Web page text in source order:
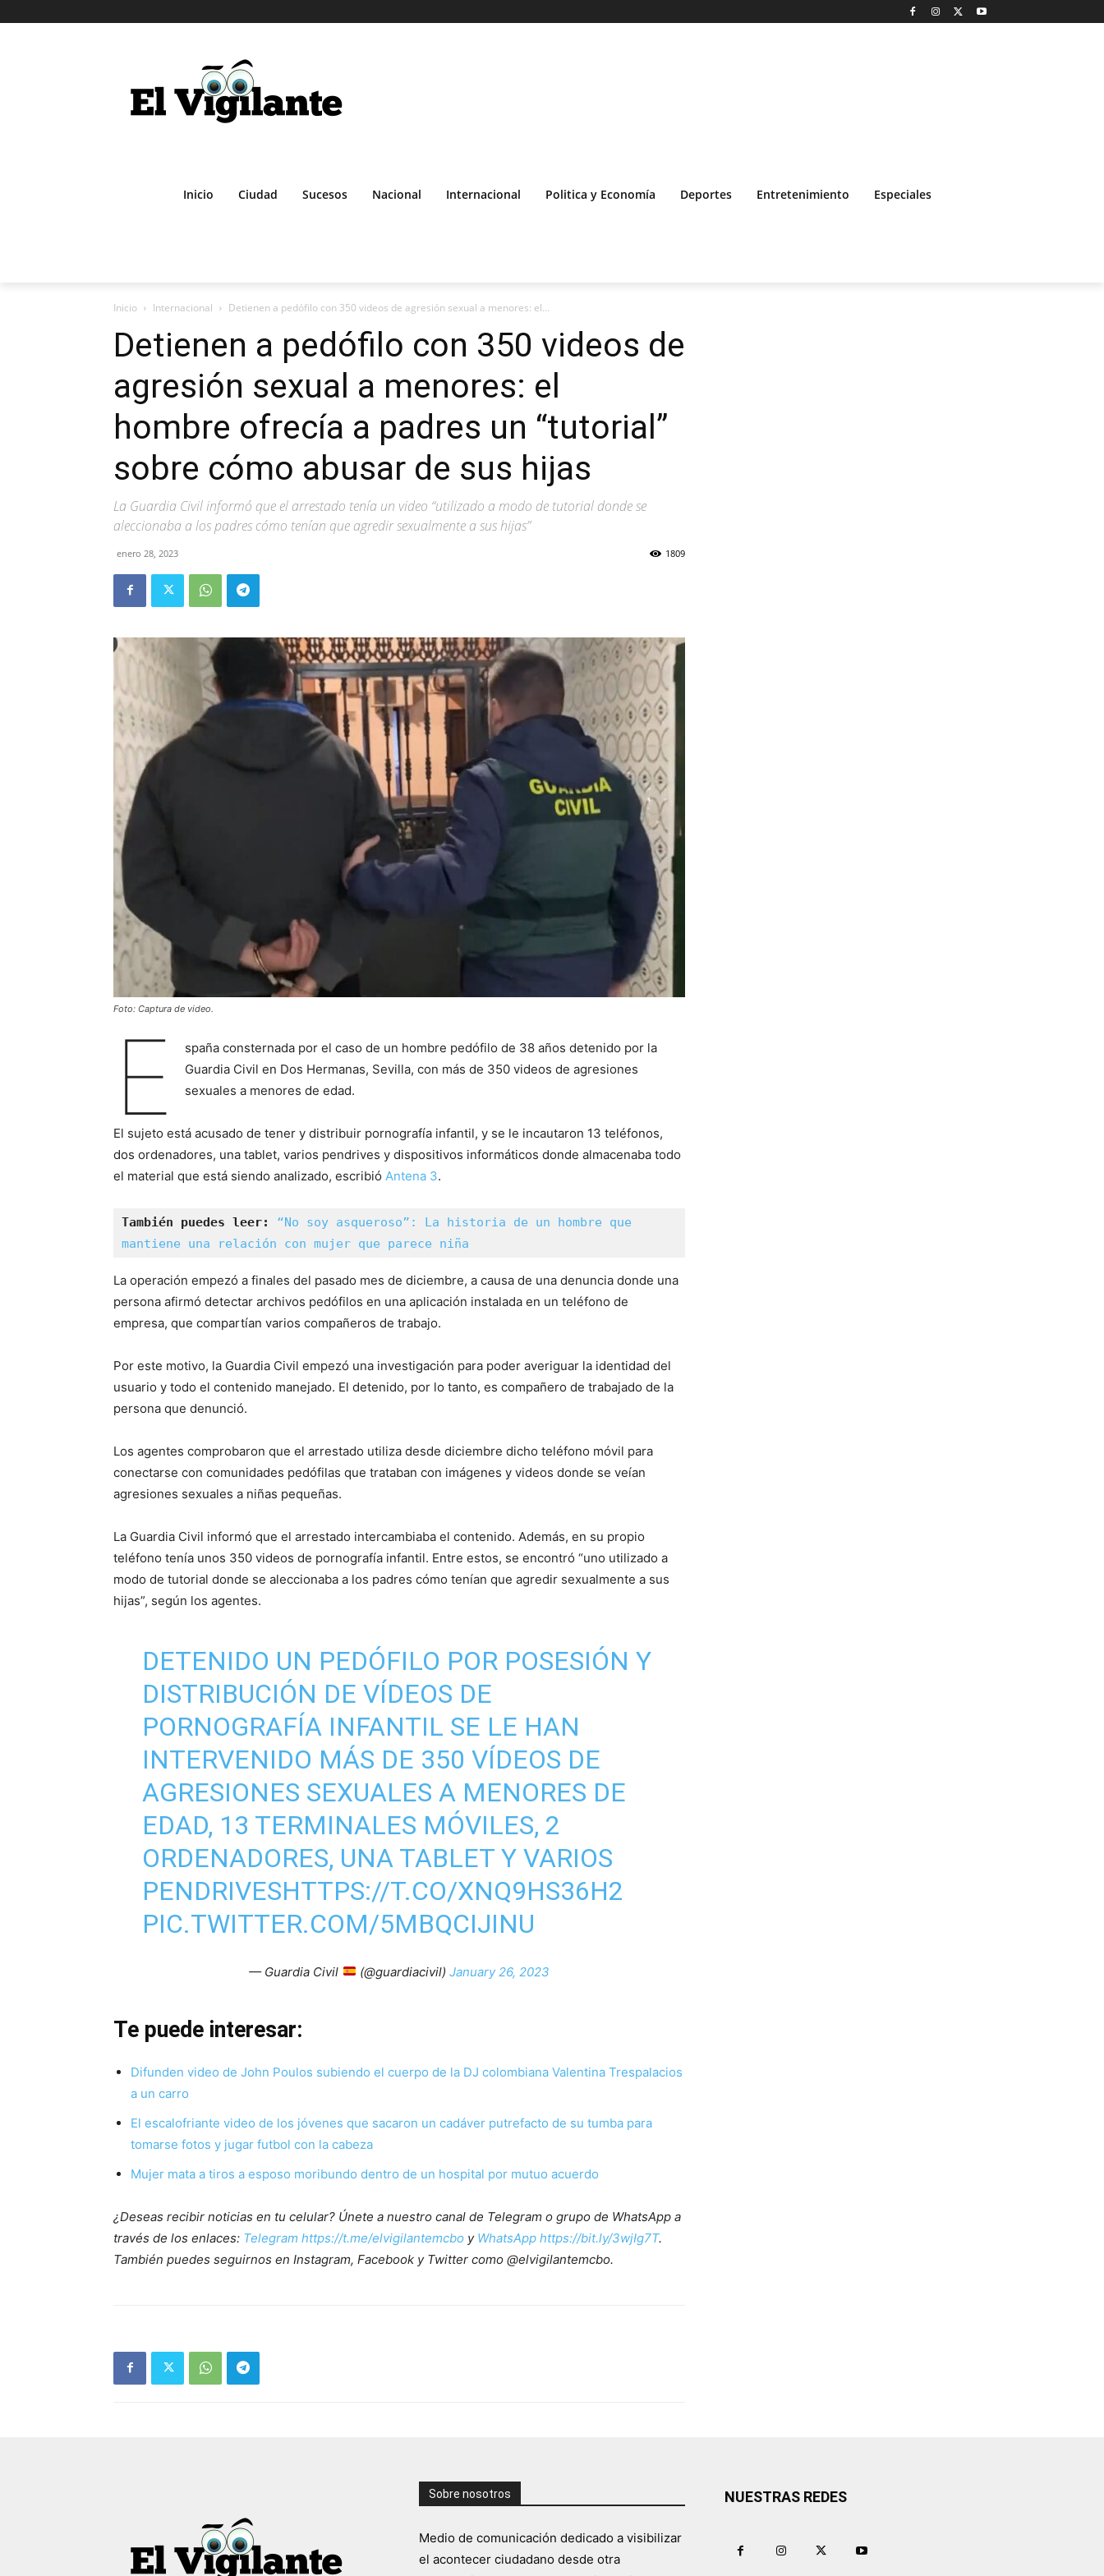
Inicio Ciudad Sucesos Nacional Internacional Politica y Economía Deportes Entretenimiento Especiales
Inicio Internacional Detienen a pedófilo con 350 videos de agresión sexual a menores: el...
Detienen a pedófilo con 350 videos de
agresión sexual a menores: el
hombre ofrecía a padres un “tutorial”
sobre cómo abusar de sus hijas
La Guardia Civil informó que el arrestado tenía un video “utilizado a modo de tutorial donde se
aleccionaba a los padres cómo tenían que agredir sexualmente a sus hijas”
enero 28, 2023 1809
Foto: Captura de video.
E
spaña consternada por el caso de un hombre pedófilo de 38 años detenido por la
Guardia Civil en Dos Hermanas, Sevilla, con más de 350 videos de agresiones
sexuales a menores de edad.
El sujeto está acusado de tener y distribuir pornografía infantil, y se le incautaron 13 teléfonos,
dos ordenadores, una tablet, varios pendrives y dispositivos informáticos donde almacenaba todo
el material que está siendo analizado, escribió Antena 3.
También puedes leer: “No soy asqueroso”: La historia de un hombre que
mantiene una relación con mujer que parece niña
La operación empezó a finales del pasado mes de diciembre, a causa de una denuncia donde una
persona afirmó detectar archivos pedófilos en una aplicación instalada en un teléfono de
empresa, que compartían varios compañeros de trabajo.
Por este motivo, la Guardia Civil empezó una investigación para poder averiguar la identidad del
usuario y todo el contenido manejado. El detenido, por lo tanto, es compañero de trabajado de la
persona que denunció.
Los agentes comprobaron que el arrestado utiliza desde diciembre dicho teléfono móvil para
conectarse con comunidades pedófilas que trataban con imágenes y videos donde se veían
agresiones sexuales a niñas pequeñas.
La Guardia Civil informó que el arrestado intercambiaba el contenido. Además, en su propio
teléfono tenía unos 350 videos de pornografía infantil. Entre estos, se encontró “uno utilizado a
modo de tutorial donde se aleccionaba a los padres cómo tenían que agredir sexualmente a sus
hijas”, según los agentes.
DETENIDO UN PEDÓFILO POR POSESIÓN Y
DISTRIBUCIÓN DE VÍDEOS DE
PORNOGRAFÍA INFANTIL SE LE HAN
INTERVENIDO MÁS DE 350 VÍDEOS DE
AGRESIONES SEXUALES A MENORES DE
EDAD, 13 TERMINALES MÓVILES, 2
ORDENADORES, UNA TABLET Y VARIOS
PENDRIVESHTTPS://T.CO/XNQ9HS36H2
PIC.TWITTER.COM/5MBQCIJINU
— Guardia Civil (@guardiacivil) January 26, 2023
Te puede interesar:
Difunden video de John Poulos subiendo el cuerpo de la DJ colombiana Valentina Trespalacios
a un carro
El escalofriante video de los jóvenes que sacaron un cadáver putrefacto de su tumba para
tomarse fotos y jugar futbol con la cabeza
Mujer mata a tiros a esposo moribundo dentro de un hospital por mutuo acuerdo
¿Deseas recibir noticias en tu celular? Únete a nuestro canal de Telegram o grupo de WhatsApp a
través de los enlaces: Telegram https://t.me/elvigilantemcbo y WhatsApp https://bit.ly/3wjIg7T.
También puedes seguirnos en Instagram, Facebook y Twitter como @elvigilantemcbo.
Sobre nosotros
Medio de comunicación dedicado a visibilizar
el acontecer ciudadano desde otra
NUESTRAS REDES